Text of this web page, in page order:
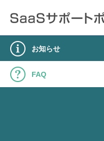
お知らせ
FAQ